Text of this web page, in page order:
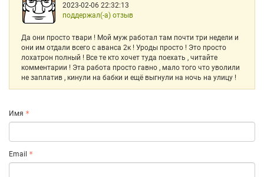
2023-02-06 22:32:13
поддержал(-а) отзыв
Да они просто твари ! Мой муж работал там почти три недели и
они им отдали всего с аванса 2к ! Уроды просто ! Это просто
лохатрон полный ! Все те кто хочет туда поехать , читайте
комментарии ! Эта работа просто гавно , мало того что уволили
не заплатив , кинули на бабки и ещё выгнули на ночь на улицу !
Имя
Email